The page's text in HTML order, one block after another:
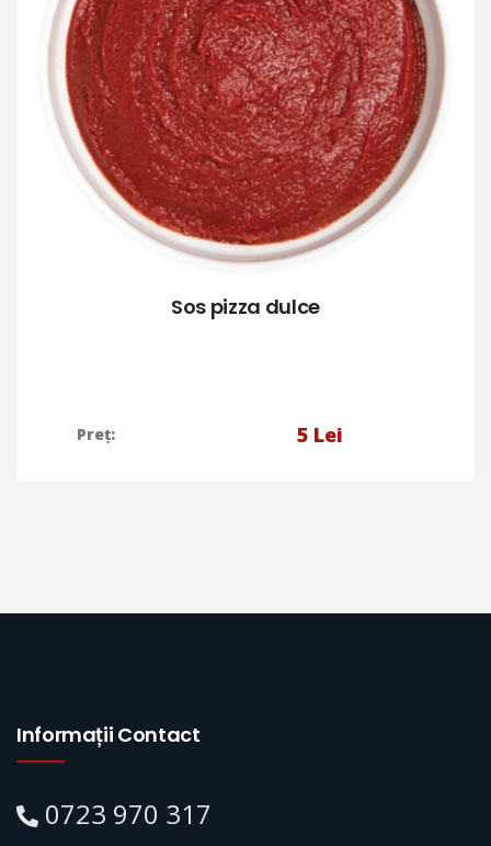
Sos pizza dulce
Preț: 5 Lei
Informații Contact
0723 970 317